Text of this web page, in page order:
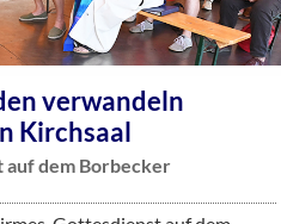
verwandeln
Kirchsaal
dem Borbecker